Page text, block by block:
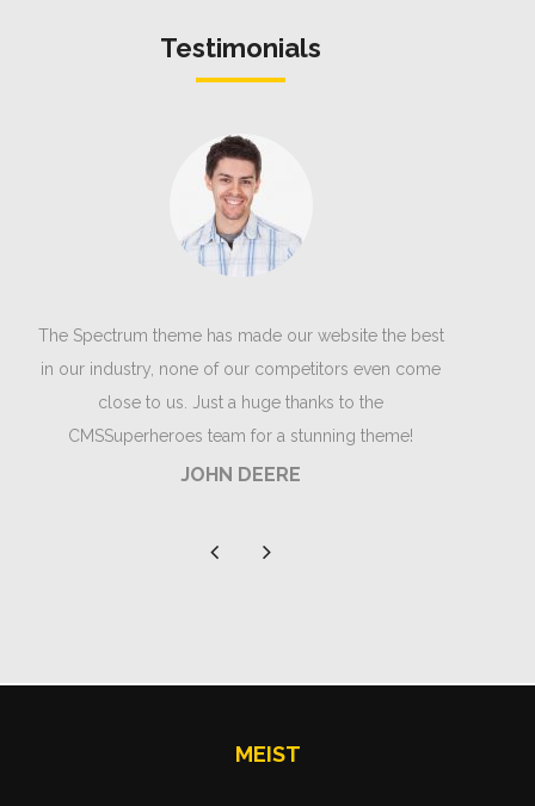
Testimonials
The Spectrum theme has made our website the best
in our industry, none of our competitors even come
close to us. Just a huge thanks to the
CMSSuperheroes team for a stunning theme!
JOHN DEERE
in our industry, none of our competitors even come
MEIST